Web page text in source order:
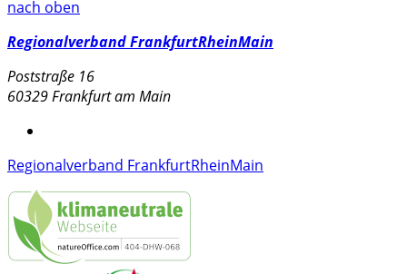
nach oben
Regionalverband FrankfurtRheinMain
Poststraße 16
60329 Frankfurt am Main
Regionalverband FrankfurtRheinMain